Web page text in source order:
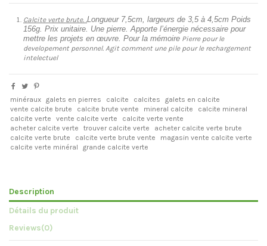
Calcite verte brute. . Longueur 7,5cm, largeurs de 3,5 à 4,5cm Poids
156g. Prix unitaire. Une pierre. Apporte l’énergie nécessaire pour
mettre les projets en œuvre. Pour la mémoire Pierre pour le
developement personnel. Agit comment une pile pour le rechargement
intelectuel
minéraux galets en pierres calcite calcites
galets en calcite
vente calcite brute
calcite brute vente mineral calcite
calcite mineral
calcite verte
vente calcite verte
calcite verte vente
acheter calcite verte
trouver calcite verte
acheter calcite verte brute
calcite verte brute
calcite verte brute vente
magasin vente calcite verte
calcite verte minéral
grande calcite verte
Description
Détails du produit
Reviews(0)